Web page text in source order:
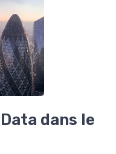
dans le